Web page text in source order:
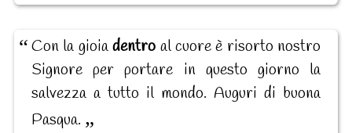
Con la gioiadentro al cuore è risorto nostro
Signore per portare in questo giorno la
salvezza a tutto il mondo. Auguri di buona
Pasqua.